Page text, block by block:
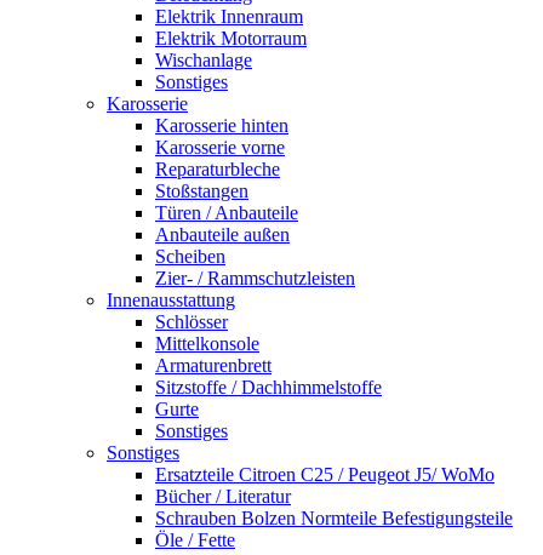
Elektrik Innenraum
Elektrik Motorraum
Wischanlage
Sonstiges
Karosserie
Karosserie hinten
Karosserie vorne
Reparaturbleche
Stoßstangen
Türen / Anbauteile
Anbauteile außen
Scheiben
Zier- / Rammschutzleisten
Innenausstattung
Schlösser
Mittelkonsole
Armaturenbrett
Sitzstoffe / Dachhimmelstoffe
Gurte
Sonstiges
Sonstiges
Ersatzteile Citroen C25 / Peugeot J5/ WoMo
Bücher / Literatur
Schrauben Bolzen Normteile Befestigungsteile
Öle / Fette